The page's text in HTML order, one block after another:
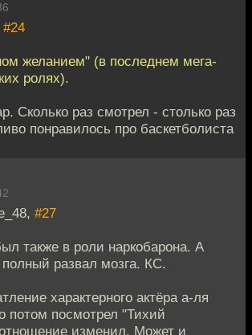
#24
желанием" (в последнем мега-
ролях).
Сколько раз смотрел - столько раз
понравилось про баскетболиста
#27
также в роли наркобарона. А
развал мозга. КС.
характерного актёра а-ля
посмотрел "Тихий
изменил. Может и